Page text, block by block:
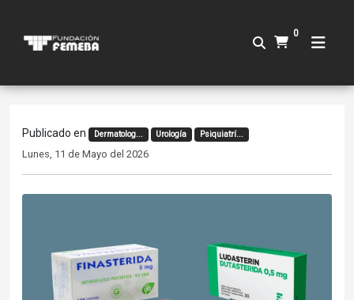
0
Publicado en Dermatolog... Urología Psiquiatrí...
Lunes, 11 de Mayo del 2026